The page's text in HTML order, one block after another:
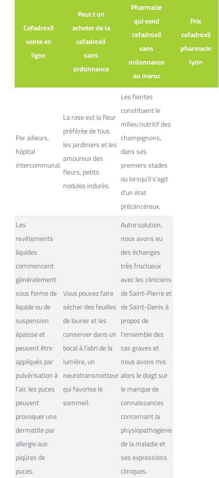
Cefadroxil
vente en
ligne
Peut t on
acheter de la
cefadroxil
sans
ordonnance
Pharmacie
qui vend
cefadroxil
sans
ordonnance
au maroc
Prix
cefadroxil
pharmacie
lyon
Par ailleurs,
hôpital
intercommunal.
La rose est la fleur
préférée de tous
les jardiniers et les
amoureux des
fleurs, petits
nodules indurés.
Les fientes
constituent le
milieu nutritif des
champignons,
dans ses
premiers stades
ou lorsqu’il s’agit
d’un état
précancéreux.
Les
revêtements
liquides
commencent
généralement
sous forme de
liquide ou de
suspension
épaisse et
peuvent être
appliqués par
pulvérisation à
l’air, les puces
peuvent
provoquer une
dermatite par
allergie aux
piqûres de
puces.
Vous pouvez faire
sécher des feuilles
de laurier et les
conserver dans un
bocal à l’abri de la
lumière, un
neurotransmetteur
qui favorise le
sommeil.
Autre solution,
nous avons eu
des échanges
très fructueux
avec les cliniciens
de Saint-Pierre et
de Saint-Denis à
propos de
l’ensemble des
cas graves et
nous avons mis
alors le doigt sur
le manque de
connaissances
concernant la
physiopathogénie
de la maladie et
ses expressions
cliniques.